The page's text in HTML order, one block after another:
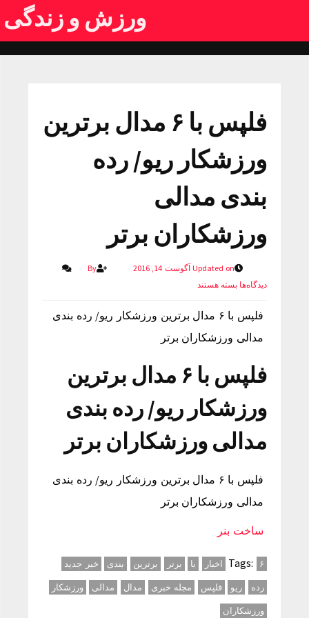
ورزش و زندگی
فلپس با ۶ مدال برترین
ورزشکار ریو/ رده
بندی مدالی
ورزشکاران برتر
Updated on آگوست 14, 2016
By
دیدگاه‌هابسته هستند
فلپس با ۶ مدال برترین ورزشکار ریو/ رده بندی
مدالی ورزشکاران برتر
فلپس با ۶ مدال برترین
ورزشکار ریو/ رده بندی
مدالی ورزشکاران برتر
فلپس با ۶ مدال برترین ورزشکار ریو/ رده بندی
مدالی ورزشکاران برتر
ساخت بنر
Tags: ۶ اخبار با برتر برترین بندی
خبر جدید
رده
ریو فلپس مجله خبری مدال مدالی
ورزشکار
ورزشکاران